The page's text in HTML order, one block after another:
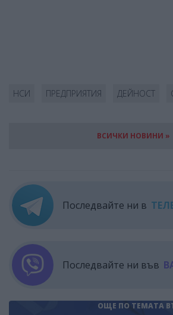
НСИ ПРЕДПРИЯТИЯ ДЕЙНОСТ
ВСИЧКИ НОВИНИ »
Последвайте ни в
Последвайте ни във
ОЩЕ ПО ТЕМАТА